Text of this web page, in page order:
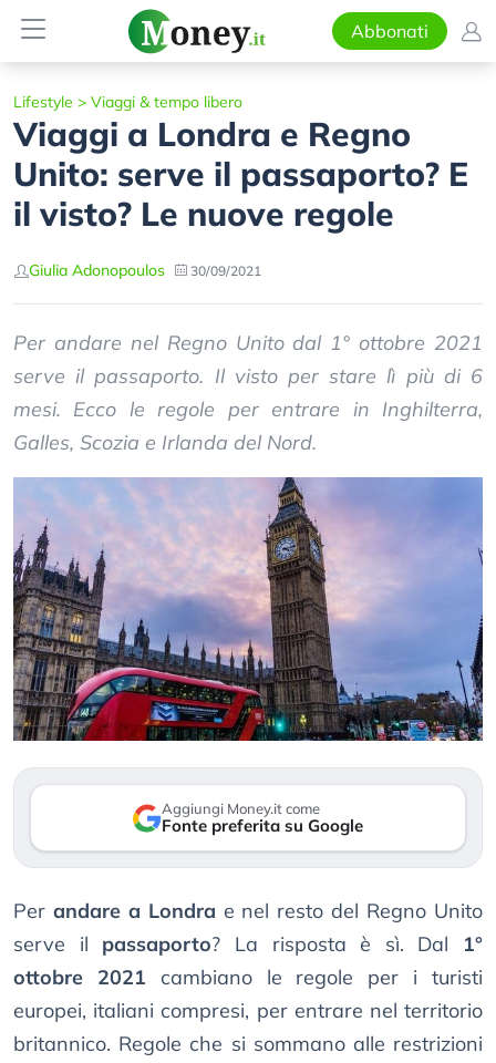
Abbonati
Lifestyle > Viaggi & tempo libero
Viaggi a Londra e Regno
Unito: serve il passaporto? E
il visto? Le nuove regole
Giulia Adonopoulos 30/09/2021
Per andare nel Regno Unito dal 1° ottobre 2021
serve il passaporto. Il visto per stare lì più di 6
mesi. Ecco le regole per entrare in Inghilterra,
Galles, Scozia e Irlanda del Nord.
Aggiungi Money.it come
Fonte preferita su Google
Per andare a Londra e nel resto del Regno Unito
serve il passaporto? La risposta è sì. Dal 1°
ottobre 2021 cambiano le regole per i turisti
europei, italiani compresi, per entrare nel territorio
britannico. Regole che si sommano alle restrizioni